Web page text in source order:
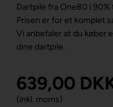
Dartpile fra One80 i 90%
Prisen er for et komplet
Vi anbefaler at du køber
dine dartpile.
639,00
(inkl. moms)